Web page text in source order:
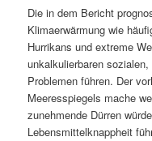
Die in dem Bericht
Klimaerwärmung wie
Hurrikans und extreme
unkalkulierbaren
Problemen führen. Der
Meeresspiegels mache
zunehmende Dürren
Lebensmittelknappheit